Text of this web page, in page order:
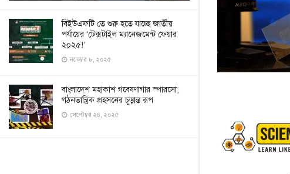
বিইউএফটি তে শুরু হতে যাচ্ছে জাতীয়
পর্যায়ের ‘টেক্সটাইল ম্যানেজমেন্ট ফেয়ার
২০২৫!’
নভেম্বর ৮, ২০২৫
বাংলাদেশ মহাকাশ গবেষণাগার স্পারসো;
গঠনতান্ত্রিক প্রহসনের চূড়ান্ত রূপ
সেপ্টেম্বর ২৪, ২০২৫